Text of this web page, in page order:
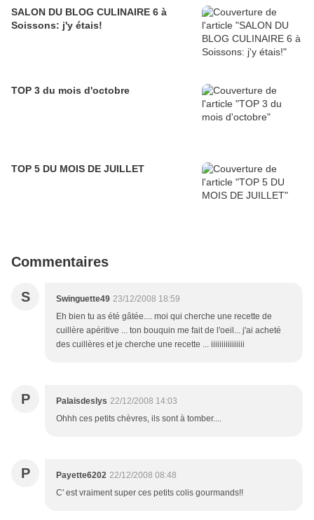
SALON DU BLOG CULINAIRE 6 à
Soissons: j'y étais!
TOP 3 du mois d'octobre
TOP 5 DU MOIS DE JUILLET
Commentaires
S Swinguette49 23/12/2008 18:59
Eh bien tu as été gâtée.... moi qui cherche une recette de
cuillère apéritive ... ton bouquin me fait de l'oeil... j'ai acheté
des cuillères et je cherche une recette ... iiiiiiiiiiiiiiii
P Palaisdeslys 22/12/2008 14:03
Ohhh ces petits chèvres, ils sont à tomber....
P Payette6202 22/12/2008 08:48
C' est vraiment super ces petits colis gourmands!!